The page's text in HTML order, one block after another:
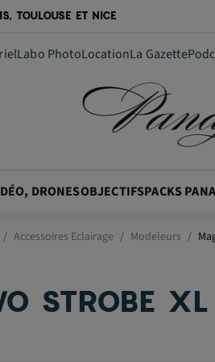
TOULOUSE ET NICE
Labo PhotoLocationLa Gazette
DRONESOBJECTIFSPACKS
Accessoires Eclairage Modeleurs
STROBE XL